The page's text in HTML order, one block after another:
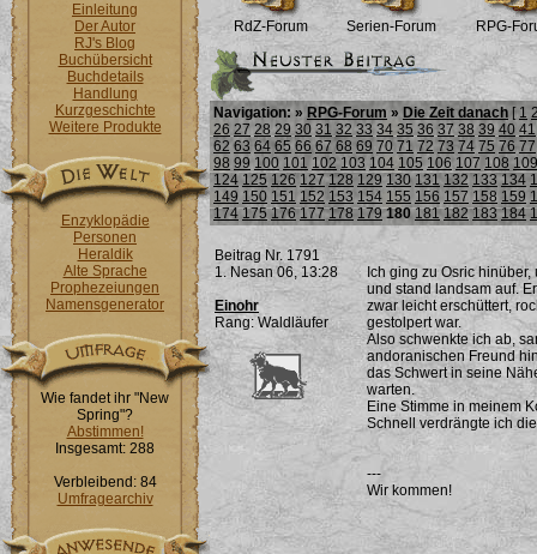
Einleitung
Der Autor
RJ's Blog
Buchübersicht
Buchdetails
Handlung
Kurzgeschichte
Weitere Produkte
Enzyklopädie
Personen
Heraldik
Alte Sprache
Prophezeiungen
Namensgenerator
Wie fandet ihr "New
Spring"?
Abstimmen!
Insgesamt: 288
Verbleibend: 84
Umfragearchiv
RdZ-Forum Serien-Forum RPG-
Navigation: » RPG-Forum » Die Zeit danach [1
26 27 28 29 30 31 32 33 34 35 36 37 38 39 40 41
62 63 64 65 66 67 68 69 70 71 72 73 74 75 76 77
98 99 100 101 102 103 104 105 106 107 108 109
124 125 126 127 128 129 130 131 132 133 134
149 150 151 152 153 154 155 156 157 158 159
174 175 176 177 178 179 180 181 182 183 184
Beitrag Nr. 1791
1. Nesan 06, 13:28
Einohr
Rang: Waldläufer
Ich ging zu Osric
und stand landsam auf.
zwar leicht erschüttert,
gestolpert war.
Also schwenkte ich ab,
andoranischen Freund
das Schwert in seine
warten.
Eine Stimme in meinem
Schnell verdrängte ich
---
Wir kommen!